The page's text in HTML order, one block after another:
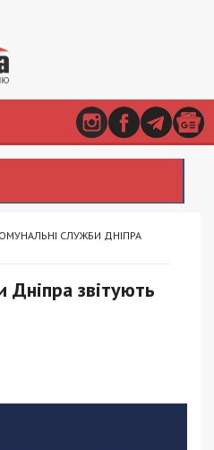
СЛУЖБИ ДНІПРА
Дніпра звітують